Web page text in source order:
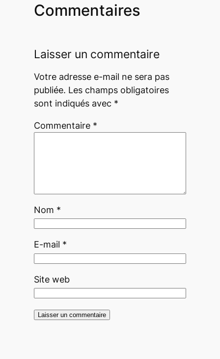
Commentaires
Laisser un commentaire
Votre adresse e-mail ne sera pas
publiée. Les champs obligatoires
sont indiqués avec *
Commentaire *
Nom *
E-mail *
Site web